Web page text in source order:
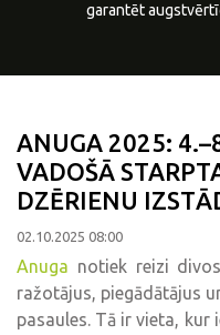
garantēt
ANUGA 2025:
VADOŠĀ
DZĒRIENU
02.10.2025 08:00
Anuga notiek reizi
ražotājus, piegādātājus
pasaules. Tā ir vieta, kur